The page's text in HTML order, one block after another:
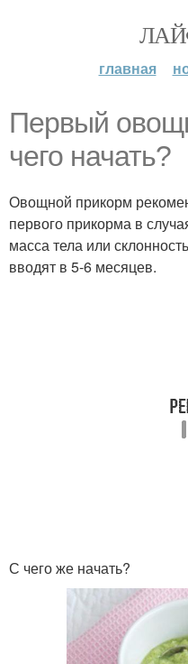
главная
Первый
чего начать?
Овощной прикорм
первого прикорма в
масса тела или
вводят в 5-6 месяцев.
С чего же начать?